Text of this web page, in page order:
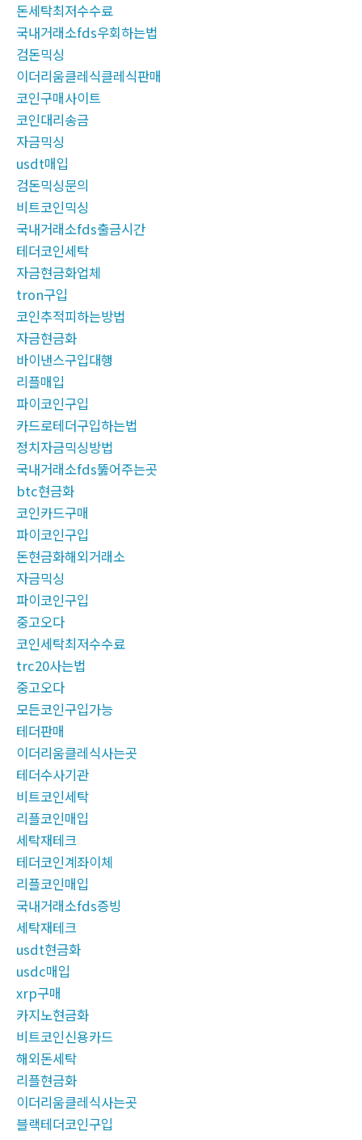
돈세탁최저수수료
국내거래소fds우회하는법
검돈믹싱
이더리움클레식클레식판매
코인구매사이트
코인대리송금
자금믹싱
usdt매입
검돈믹싱문의
비트코인믹싱
국내거래소fds출금시간
테더코인세탁
자금현금화업체
tron구입
코인추적피하는방법
자금현금화
바이낸스구입대행
리플매입
파이코인구입
카드로테더구입하는법
정치자금믹싱방법
국내거래소fds뚫어주는곳
btc현금화
코인카드구매
파이코인구입
돈현금화해외거래소
자금믹싱
파이코인구입
중고오다
코인세탁최저수수료
trc20사는법
중고오다
모든코인구입가능
테더판매
이더리움클레식사는곳
테더수사기관
비트코인세탁
리플코인매입
세탁재테크
테더코인계좌이체
리플코인매입
국내거래소fds증빙
세탁재테크
usdt현금화
usdc매입
xrp구매
카지노현금화
비트코인신용카드
해외돈세탁
리플현금화
이더리움클레식사는곳
블랙테더코인구입